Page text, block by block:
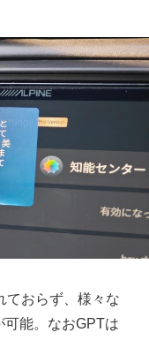
ておらず、様々な
可能。なおGPTは